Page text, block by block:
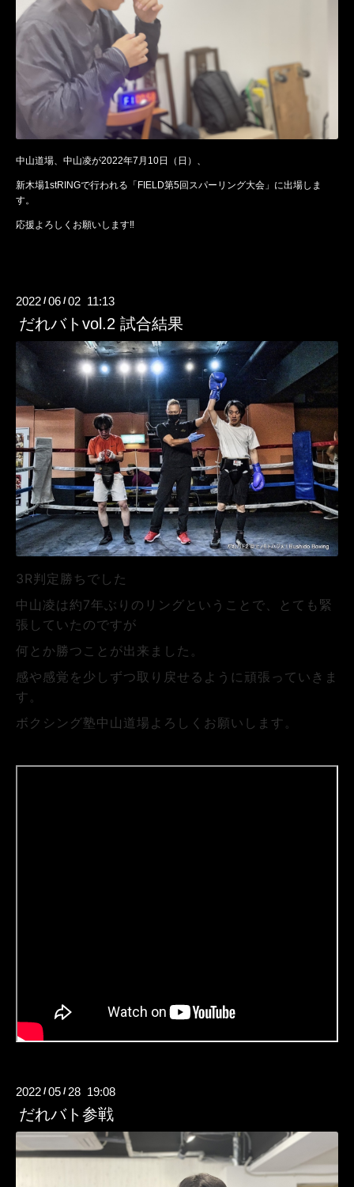
中山道場、中山凌が2022年7月10日（日）、
新木場1stRINGで行われる「FIELD第5回スパーリング大会」に出場しま
す。
応援よろしくお願いします‼️
2022 /06 /02 11:13
だれバトvol.2 試合結果
3R判定勝ちでした
中山凌は約7年ぶりのリングということで、とても緊
張していたのですが
何とか勝つことが出来ました。
感や感覚を少しずつ取り戻せるように頑張っていきま
す。
ボクシング塾中山道場よろしくお願いします。
2022 /05 / 28 19:08
だれバト参戦